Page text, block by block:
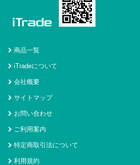
商品一覧
iTradeについて
会社概要
サイトマップ
お問い合わせ
ご利用案内
特定商取引法について
利用規約